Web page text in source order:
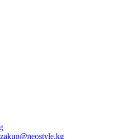
zakup@neostyle.kg